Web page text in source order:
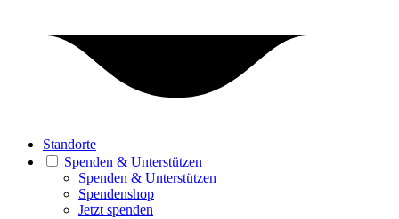
Standorte
Spenden & Unterstützen
Spenden & Unterstützen
Spendenshop
Jetzt spenden